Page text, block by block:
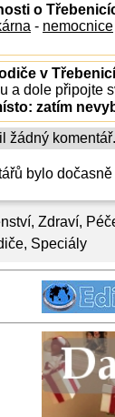
, Zdraví,
, Speciály
o
- nemocnice
v
a dole připojte
zatím
žádný
bylo